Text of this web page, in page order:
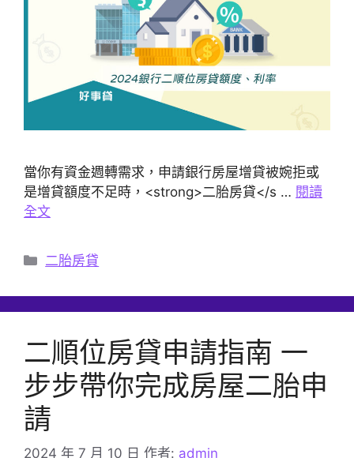
當你有資金週轉需求，申請銀行房屋增貸被婉拒或
是增貸額度不足時，<strong>二胎房貸</s … 閱讀
全文
分
二胎房貸
二順位房貸申請指南 一
步步帶你完成房屋二胎申
請
2024 年 7 月 10 日 作者: admin